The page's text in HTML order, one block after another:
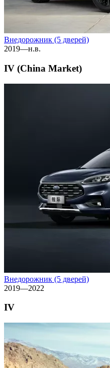
Внедорожник (5 дверей)
2019—н.в.
IV (China Market)
Внедорожник (5 дверей)
2019—2022
IV